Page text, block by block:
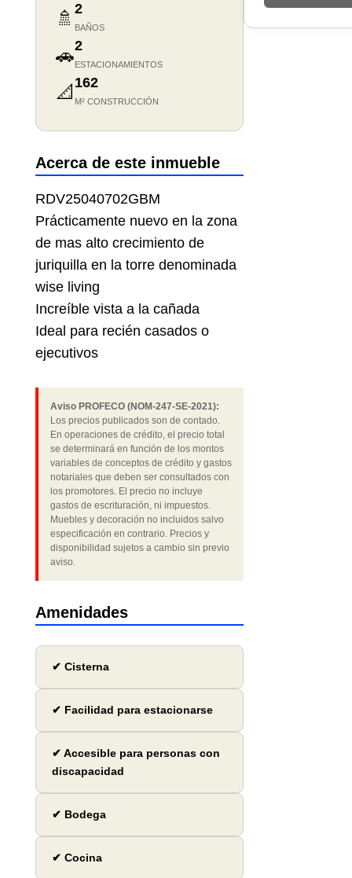
🚿 2
BAÑOS
🚗2
ESTACIONAMIENTOS
📐 162
M² CONSTRUCCIÓN
Acerca de este inmueble
RDV25040702GBM
Prácticamente nuevo en la zona
de mas alto crecimiento de
juriquilla en la torre denominada
wise living
Increíble vista a la cañada
Ideal para recién casados o
ejecutivos
Aviso PROFECO (NOM-247-SE-2021):
Los precios publicados son de contado.
En operaciones de crédito, el precio total
se determinará en función de los montos
variables de conceptos de crédito y gastos
notariales que deben ser consultados con
los promotores. El precio no incluye
gastos de escrituración, ni impuestos.
Muebles y decoración no incluidos salvo
especificación en contrario. Precios y
disponibilidad sujetos a cambio sin previo
aviso.
Amenidades
✔ Cisterna
✔ Facilidad para estacionarse
✔ Accesible para personas con
discapacidad
✔ Bodega
✔ Cocina